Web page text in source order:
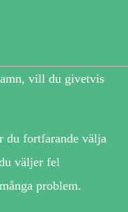
vill du givetvis
du fortfarande välja
väljer fel
problem.